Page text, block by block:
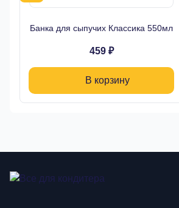
Банка для сыпучих Классика 550мл
459 ₽
В корзину